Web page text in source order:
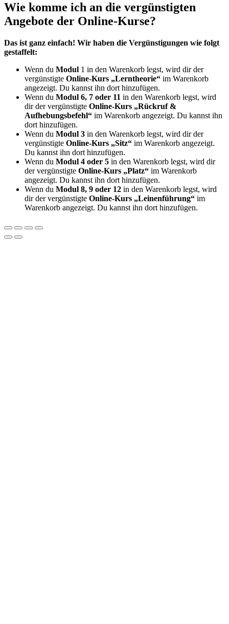
Wie komme ich an die vergünstigten
Angebote der Online-Kurse?
Das ist ganz einfach! Wir haben die Vergünstigungen wie folgt
gestaffelt:
Wenn du Modul 1 in den Warenkorb legst, wird dir der
vergünstigte Online-Kurs „Lerntheorie“ im Warenkorb
angezeigt. Du kannst ihn dort hinzufügen.
Wenn du Modul 6, 7 oder 11 in den Warenkorb legst, wird
dir der vergünstigte Online-Kurs „Rückruf &
Aufhebungsbefehl“ im Warenkorb angezeigt. Du kannst ihn
dort hinzufügen.
Wenn du Modul 3 in den Warenkorb legst, wird dir der
vergünstigte Online-Kurs „Sitz“ im Warenkorb angezeigt.
Du kannst ihn dort hinzufügen.
Wenn du Modul 4 oder 5 in den Warenkorb legst, wird dir
der vergünstigte Online-Kurs „Platz“ im Warenkorb
angezeigt. Du kannst ihn dort hinzufügen.
Wenn du Modul 8, 9 oder 12 in den Warenkorb legst, wird
dir der vergünstigte Online-Kurs „Leinenführung“ im
Warenkorb angezeigt. Du kannst ihn dort hinzufügen.